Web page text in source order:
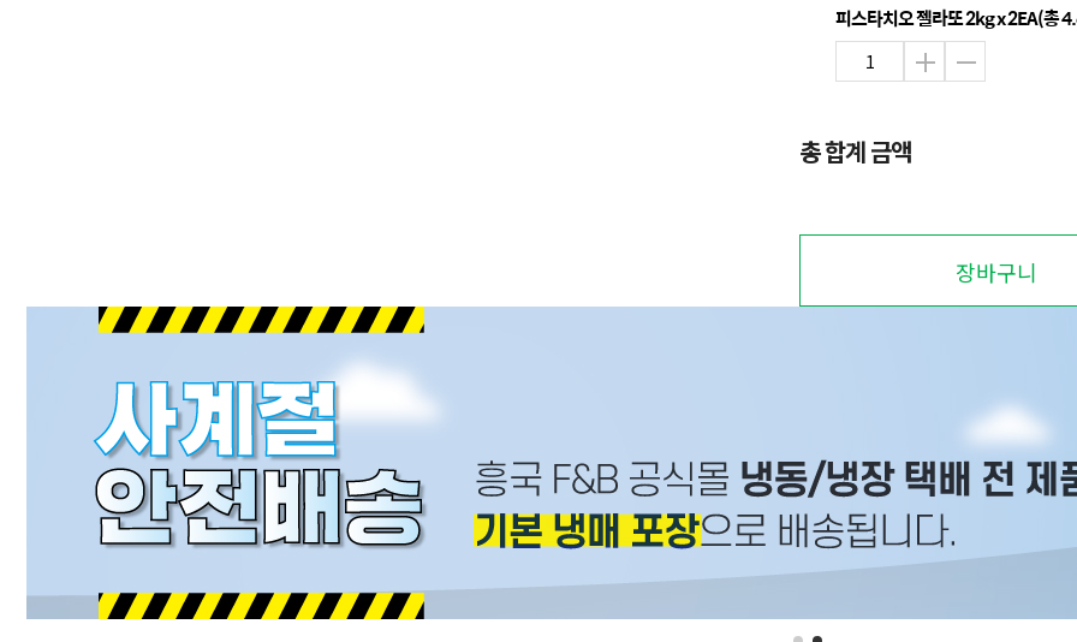
피스타치오 젤라또 2kg x 2EA(총
총 합계 금액
장바구니